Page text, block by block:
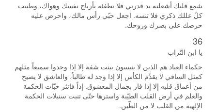
شمع قلبك أشعلته يد قدرتي فلا تطفئه بأرياح نفسك وهواك، وطبيب
كلّ عللك ذكري فلا تنسه. اجعل حبّي رأس مالك، واحرص عليه
حرصك على بصرك وروحك.
36
يا ابن التّراب
حكماء العباد هم الذين لا ينبسون ببنت شفة إلا إذا وجدوا سميعاً مثلهم
كمثل الساقي لا يقدِّم الكأس إلا إذا وجد له طالباً، والعاشق لا يصيح
من أعماق قلبه إلا إذا فاز بجمال المعشوق. إذاً فانثر حبّات الحكمة
والعلم في أرض القلب الطيّبة واسترها حتّى تنبت سنبلات الحكمة
الإلهية من القلب لا من الطّين.